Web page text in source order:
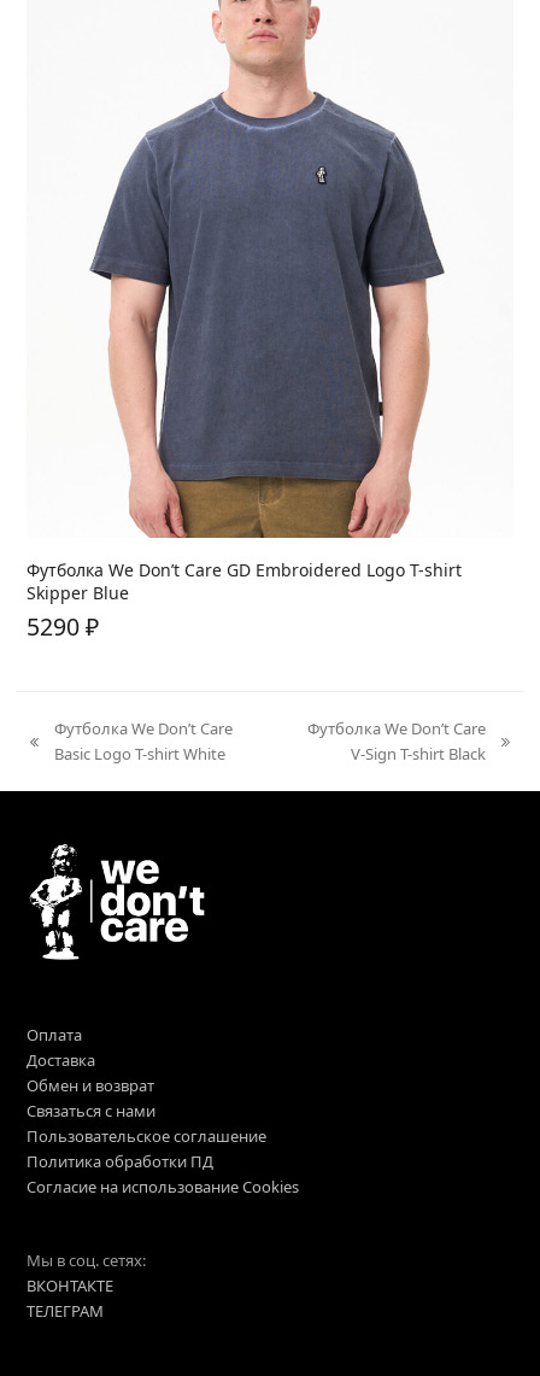
Футболка We Don’t Care GD Embroidered Logo T-shirt
Skipper Blue
5290₽
previous
Футболка We Don’t Care
Basic Logo T-shirt White
Футболка We Don’t Care
V-Sign T-shirt Black
Оплата
Доставка
Обмен и возврат
Связаться с нами
Пользовательское соглашение
Политика обработки ПД
Согласие на использование Cookies
Мы в соц. сетях:
ВКОНТАКТЕ
ТЕЛЕГРАМ